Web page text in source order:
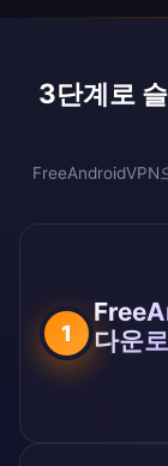
3단계로
FreeAndroidVPN
1
다운